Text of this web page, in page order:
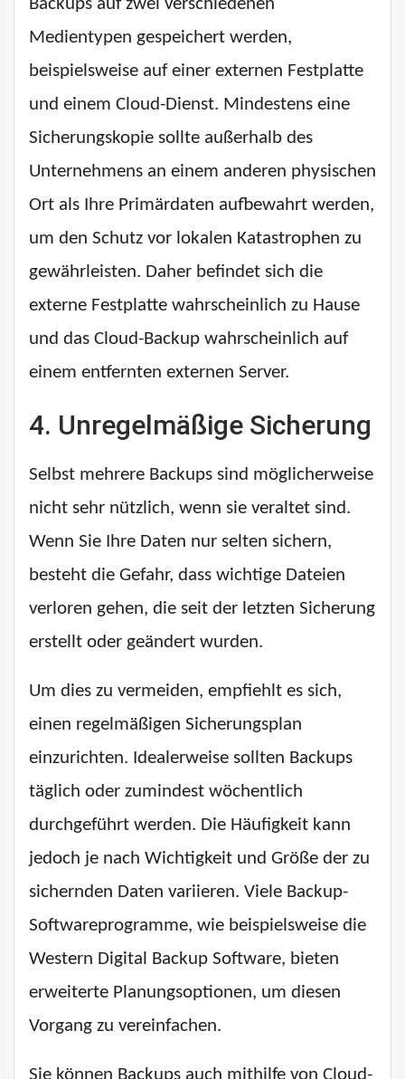
Backups auf zwei verschiedenen
Medientypen gespeichert werden,
beispielsweise auf einer externen Festplatte
und einem Cloud-Dienst. Mindestens eine
Sicherungskopie sollte außerhalb des
Unternehmens an einem anderen physischen
Ort als Ihre Primärdaten aufbewahrt werden,
um den Schutz vor lokalen Katastrophen zu
gewährleisten. Daher befindet sich die
externe Festplatte wahrscheinlich zu Hause
und das Cloud-Backup wahrscheinlich auf
einem entfernten externen Server.
4. Unregelmäßige Sicherung
Selbst mehrere Backups sind möglicherweise
nicht sehr nützlich, wenn sie veraltet sind.
Wenn Sie Ihre Daten nur selten sichern,
besteht die Gefahr, dass wichtige Dateien
verloren gehen, die seit der letzten Sicherung
erstellt oder geändert wurden.
Um dies zu vermeiden, empfiehlt es sich,
einen regelmäßigen Sicherungsplan
einzurichten. Idealerweise sollten Backups
täglich oder zumindest wöchentlich
durchgeführt werden. Die Häufigkeit kann
jedoch je nach Wichtigkeit und Größe der zu
sichernden Daten variieren. Viele Backup-
Softwareprogramme, wie beispielsweise die
Western Digital Backup Software, bieten
erweiterte Planungsoptionen, um diesen
Vorgang zu vereinfachen.
Sie können Backups auch mithilfe von Cloud-